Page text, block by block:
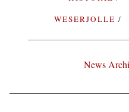
WESERJOLLE
News